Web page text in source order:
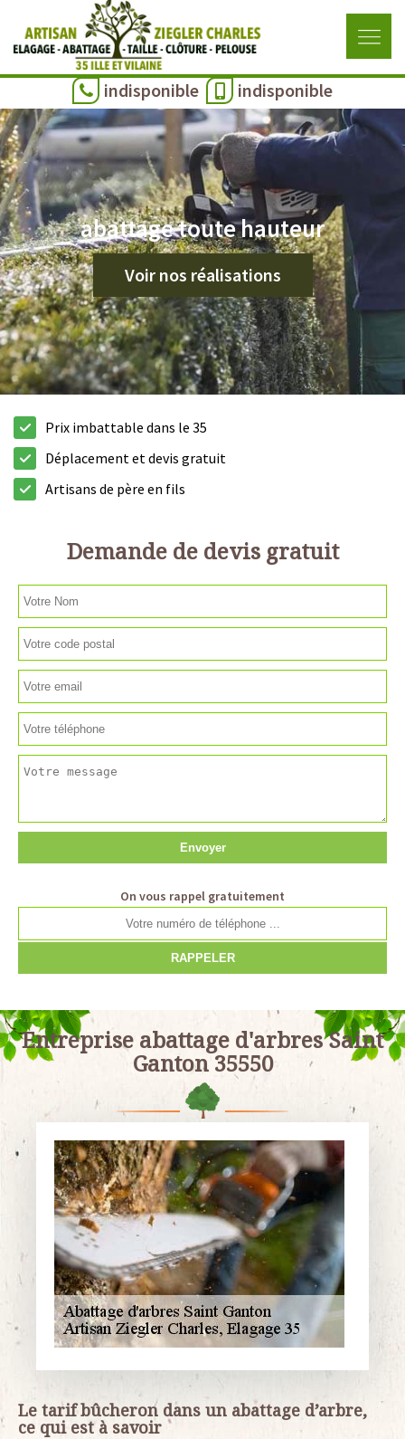
indisponible indisponible
abattage toute hauteur
Voir nos réalisations
Prix imbattable dans le 35
Déplacement et devis gratuit
Artisans de père en fils
Demande de devis gratuit
On vous rappel gratuitement
Entreprise abattage d'arbres Saint
Ganton 35550
Le tarif bûcheron dans un abattage d’arbre,
ce qui est à savoir